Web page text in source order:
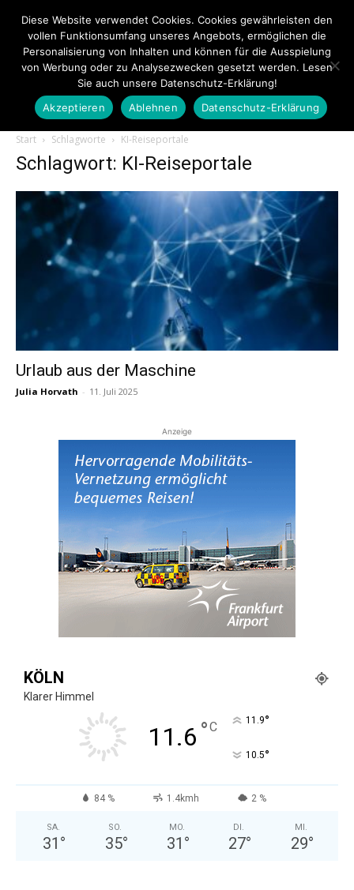
Touristiknews.de
Touristiknews
und
Start Schlagworte KI-Reiseportale
Schlagwort: KI-Reiseportale
Urlaub aus der Maschine
Julia Horvath - 11. Juli 2025
Anzeige
KÖLN
Klarer Himmel
11.6 °C 11.9°
10.5°
84 % 1.4kmh 2 %
SA.
31 °
SO.
35°
MO.
31 °
DI.
27°
MI.
29°
Diese Website verwendet Cookies. Cookies gewährleisten den
vollen Funktionsumfang unseres Angebots, ermöglichen die
Personalisierung von Inhalten und können für die Ausspielung
von Werbung oder zu Analysezwecken gesetzt werden. Lesen
Sie auch unsere Datenschutz-Erklärung!
Akzeptieren
Ablehnen Datenschutz-Erklärung